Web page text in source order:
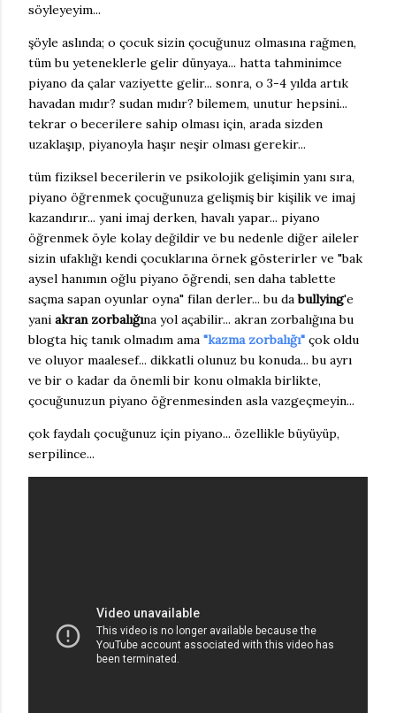
söyleyeyim...
şöyle aslında; o çocuk sizin çocuğunuz olmasına rağmen,
tüm bu yeteneklerle gelir dünyaya... hatta tahminimce
piyano da çalar vaziyette gelir... sonra, o 3-4 yılda artık
havadan mıdır? sudan mıdır? bilemem, unutur hepsini...
tekrar o becerilere sahip olması için, arada sizden
uzaklaşıp, piyanoyla haşır neşir olması gerekir...
tüm fiziksel becerilerin ve psikolojik gelişimin yanı sıra,
piyano öğrenmek çocuğunuza gelişmiş bir kişilik ve imaj
kazandırır... yani imaj derken, havalı yapar... piyano
öğrenmek öyle kolay değildir ve bu nedenle diğer aileler
sizin ufaklığı kendi çocuklarına örnek gösterirler ve "bak
aysel hanımın oğlu piyano öğrendi, sen daha tablette
saçma sapan oyunlar oyna" filan derler... bu dabullying'e
yani akran zorbalığına yol açabilir... akran zorbalığına bu
blogta hiç tanık olmadım ama "kazma zorbalığı" çok oldu
ve oluyor maalesef... dikkatli olunuz bu konuda... bu ayrı
ve bir o kadar da önemli bir konu olmakla birlikte,
çocuğunuzun piyano öğrenmesinden asla vazgeçmeyin...
çok faydalı çocuğunuz için piyano... özellikle büyüyüp,
serpilince...